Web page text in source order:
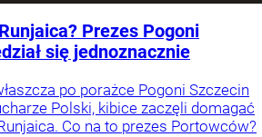
Prezes Pogoni
się jednoznacznie
po porażce Pogoni Szczecin
Polski, kibice zaczęli domagać
Co na to prezes Portowców?